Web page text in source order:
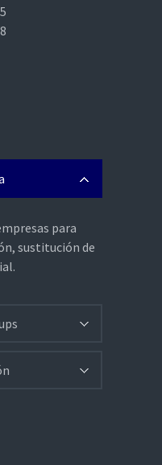
para
sustitución de